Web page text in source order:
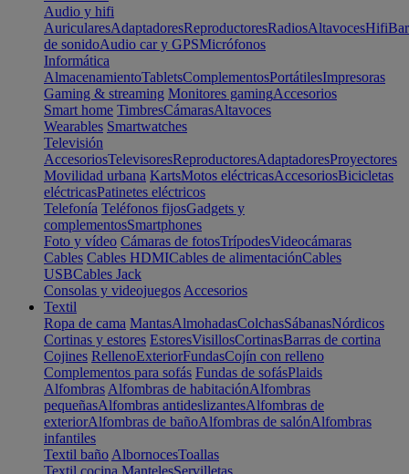
Audio y hifi
AuricularesAdaptadoresReproductoresRadiosAltavocesHifi
de sonidoAudio car y GPSMicrófonos
Informática
AlmacenamientoTabletsComplementosPortátilesImpresoras
Gaming & streaming Monitores gamingAccesorios
Smart home TimbresCámarasAltavoces
Wearables Smartwatches
Televisión
AccesoriosTelevisoresReproductoresAdaptadoresProyectores
Movilidad urbana KartsMotos eléctricasAccesoriosBicicletas
eléctricasPatinetes eléctricos
Telefonía Teléfonos fijosGadgets y
complementosSmartphones
Foto y vídeo Cámaras de fotosTrípodesVideocámaras
Cables Cables HDMICables de alimentaciónCables
USBCables Jack
Consolas y videojuegos Accesorios
Textil
Ropa de cama MantasAlmohadasColchasSábanasNórdicos
Cortinas y estores EstoresVisillosCortinasBarras de cortina
Cojines RellenoExteriorFundasCojín con relleno
Complementos para sofás Fundas de sofásPlaids
Alfombras Alfombras de habitaciónAlfombras
pequeñasAlfombras antideslizantesAlfombras de
exteriorAlfombras de bañoAlfombras de salónAlfombras
infantiles
Textil baño AlbornocesToallas
Textil cocina MantelesServilletas